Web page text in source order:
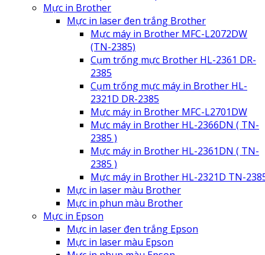
Mực in Brother
Mực in laser đen trắng Brother
Mực máy in Brother MFC-L2072DW
(TN-2385)
Cụm trống mực Brother HL-2361 DR-
2385
Cụm trống mực máy in Brother HL-
2321D DR-2385
Mực máy in Brother MFC-L2701DW
Mực máy in Brother HL-2366DN ( TN-
2385 )
Mực máy in Brother HL-2361DN ( TN-
2385 )
Mực máy in Brother HL-2321D TN-
Mực in laser màu Brother
Mực in phun màu Brother
Mực in Epson
Mực in laser đen trắng Epson
Mực in laser màu Epson